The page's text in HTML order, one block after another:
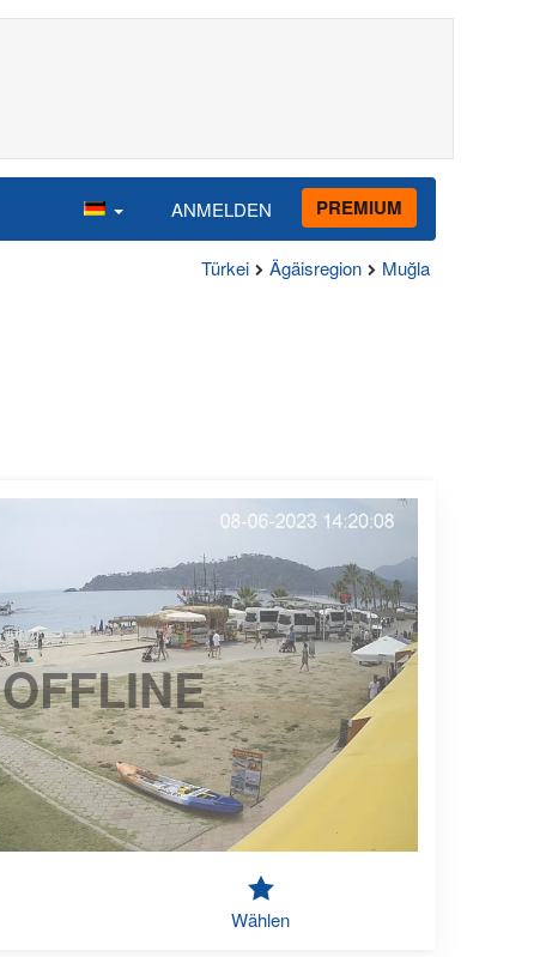
ANMELDEN PREMIUM
Türkei Ägäisregion Muğla
OFFLINE
Wählen